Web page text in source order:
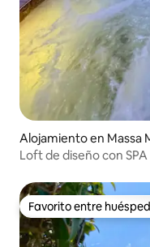
Alojamiento en Massa
Loft de diseño con
Favorito entre
Favorito entre